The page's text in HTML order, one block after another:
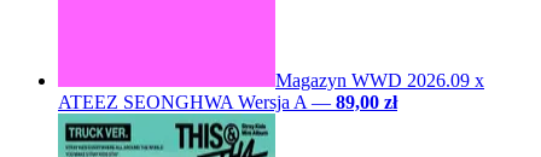
Magazyn WWD 2026.09 x
ATEEZ SEONGHWA Wersja A — 89,00 zł